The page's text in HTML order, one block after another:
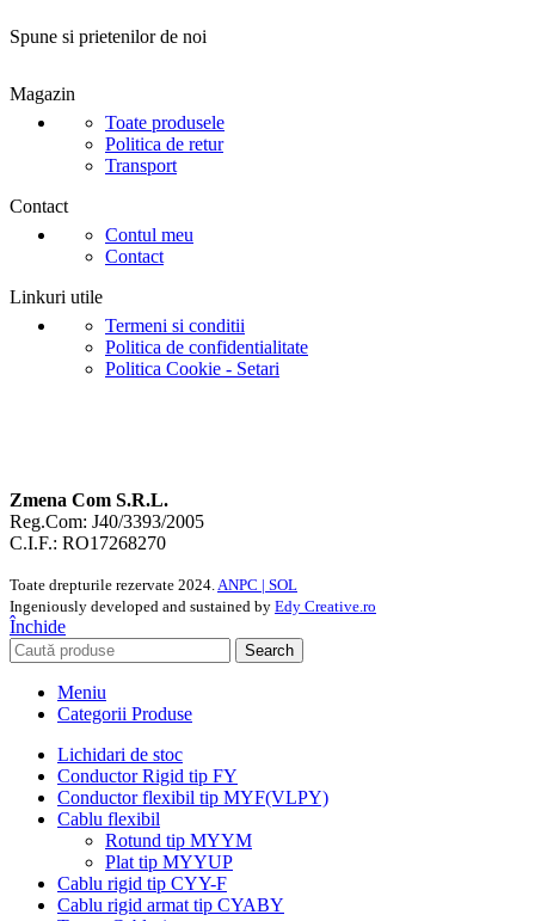
Spune si prietenilor de noi
Magazin
Toate produsele
Politica de retur
Transport
Contact
Contul meu
Contact
Linkuri utile
Termeni si conditii
Politica de confidentialitate
Politica Cookie - Setari
Zmena Com S.R.L.
Reg.Com: J40/3393/2005
C.I.F.: RO17268270
Toate drepturile rezervate 2024.ANPC | SOL
Ingeniously developed and sustained by Edy Creative.ro
Închide
Search
Meniu
Categorii Produse
Lichidari de stoc
Conductor Rigid tip FY
Conductor flexibil tip MYF(VLPY)
Cablu flexibil
Rotund tip MYYM
Plat tip MYYUP
Cablu rigid tip CYY-F
Cablu rigid armat tip CYABY